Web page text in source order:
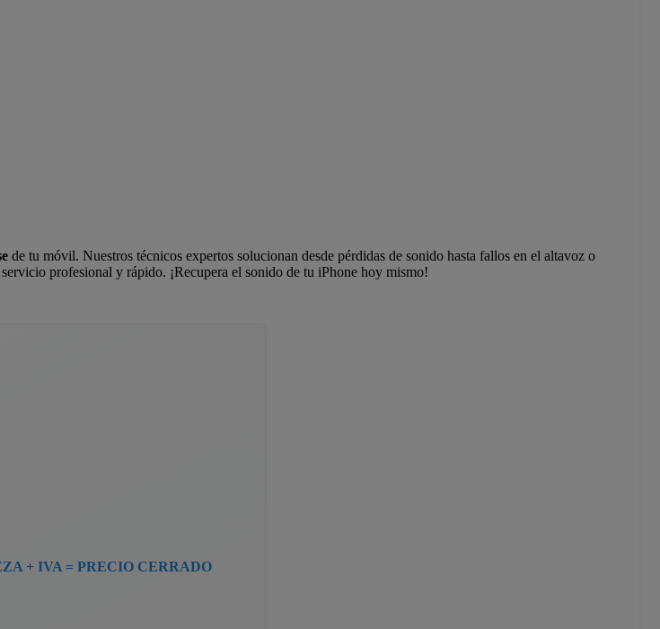
de tu móvil. Nuestros técnicos expertos solucionan desde pérdidas de sonido hasta fallos en el altavoz o
profesional y rápido. ¡Recupera el sonido de tu iPhone hoy mismo!
+ IVA = PRECIO CERRADO